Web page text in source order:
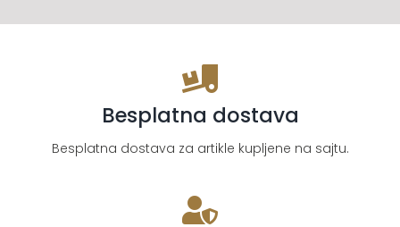
Besplatna dostava
Besplatna dostava za artikle kupljene na sajtu.